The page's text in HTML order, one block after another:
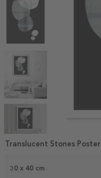
1
30 x 40 cm
Translucent Stones Poster